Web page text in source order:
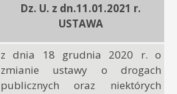
Dz. U. z dn.11.01.2021 r.
USTAWA
z dnia 18 grudnia 2020 r. o
zmianie ustawy o drogach
publicznych oraz niektórych